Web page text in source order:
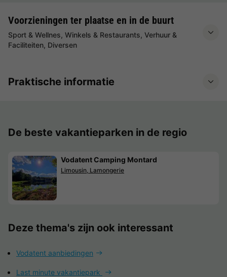
Voorzieningen ter plaatse en in de buurt
Sport & Wellnes, Winkels & Restaurants, Verhuur &
Faciliteiten, Diversen
Praktische informatie
De beste vakantieparken in de regio
Vodatent Camping Montard
Limousin, Lamongerie
Deze thema's zijn ook interessant
Vodatent aanbiedingen
Last minute vakantiepark